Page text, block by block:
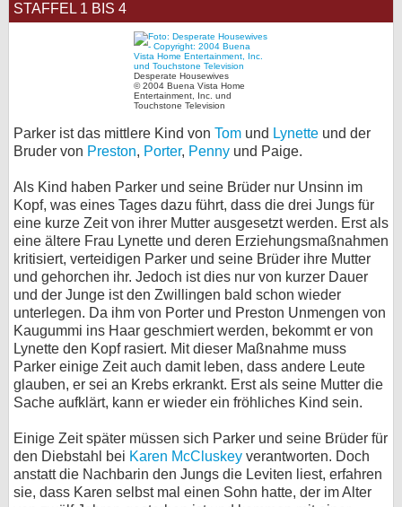
STAFFEL 1 BIS 4
Desperate Housewives
© 2004 Buena Vista Home
Entertainment, Inc. und
Touchstone Television
Parker ist das mittlere Kind von Tom und Lynette und der
Bruder von Preston, Porter, Penny und Paige.
Als Kind haben Parker und seine Brüder nur Unsinn im
Kopf, was eines Tages dazu führt, dass die drei Jungs für
eine kurze Zeit von ihrer Mutter ausgesetzt werden. Erst als
eine ältere Frau Lynette und deren Erziehungsmaßnahmen
kritisiert, verteidigen Parker und seine Brüder ihre Mutter
und gehorchen ihr. Jedoch ist dies nur von kurzer Dauer
und der Junge ist den Zwillingen bald schon wieder
unterlegen. Da ihm von Porter und Preston Unmengen von
Kaugummi ins Haar geschmiert werden, bekommt er von
Lynette den Kopf rasiert. Mit dieser Maßnahme muss
Parker einige Zeit auch damit leben, dass andere Leute
glauben, er sei an Krebs erkrankt. Erst als seine Mutter die
Sache aufklärt, kann er wieder ein fröhliches Kind sein.
Einige Zeit später müssen sich Parker und seine Brüder für
den Diebstahl bei Karen McCluskey verantworten. Doch
anstatt die Nachbarin den Jungs die Leviten liest, erfahren
sie, dass Karen selbst mal einen Sohn hatte, der im Alter
Gewinnspiele
Forum
bei X
bei Facebook
Kontakt
Nutzungsbedingungen
Datenschutz
Cookie-Einstellungen
Impressum
Desktop-Ansicht
myFanbase